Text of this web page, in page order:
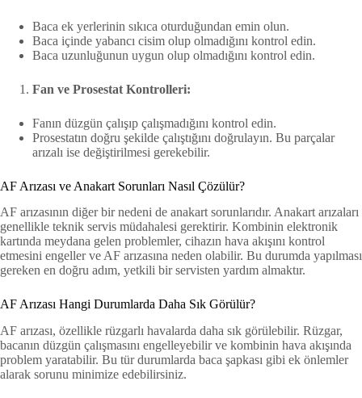
Baca ek yerlerinin sıkıca oturduğundan emin olun.
Baca içinde yabancı cisim olup olmadığını kontrol edin.
Baca uzunluğunun uygun olup olmadığını kontrol edin.
Fan ve Prosestat Kontrolleri:
Fanın düzgün çalışıp çalışmadığını kontrol edin.
Prosestatın doğru şekilde çalıştığını doğrulayın. Bu parçalar
arızalı ise değiştirilmesi gerekebilir.
AF Arızası ve Anakart Sorunları Nasıl Çözülür?
AF arızasının diğer bir nedeni de anakart sorunlarıdır. Anakart arızaları
genellikle teknik servis müdahalesi gerektirir. Kombinin elektronik
kartında meydana gelen problemler, cihazın hava akışını kontrol
etmesini engeller ve AF arızasına neden olabilir. Bu durumda yapılması
gereken en doğru adım, yetkili bir servisten yardım almaktır.
AF Arızası Hangi Durumlarda Daha Sık Görülür?
AF arızası, özellikle rüzgarlı havalarda daha sık görülebilir. Rüzgar,
bacanın düzgün çalışmasını engelleyebilir ve kombinin hava akışında
problem yaratabilir. Bu tür durumlarda baca şapkası gibi ek önlemler
alarak sorunu minimize edebilirsiniz.